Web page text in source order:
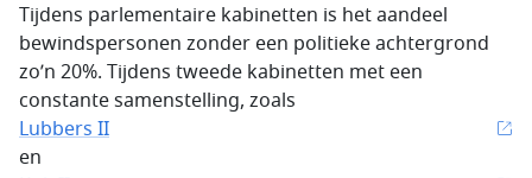
Tijdens parlementaire kabinetten is het aandeel
bewindspersonen zonder een politieke achtergrond
zo’n 20%. Tijdens tweede kabinetten met een
constante samenstelling, zoals
Lubbers II
en